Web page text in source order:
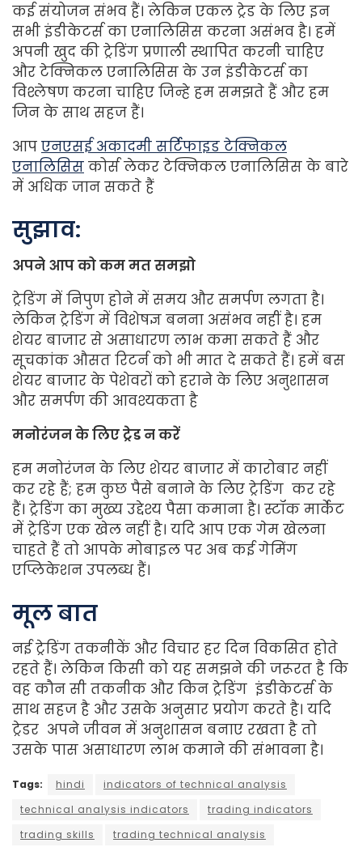
कई संयोजन संभव हैं। लेकिन एकल ट्रेड के लिए इन
सभी इंडीकेटर्स का एनालिसिस करना असंभव है। हमें
अपनी खुद की ट्रेडिंग प्रणाली स्थापित करनी चाहिए
और टेक्निकल एनालिसिस के उन इंडीकेटर्स का
विश्लेषण करना चाहिए जिन्हे हम समझते हैं और हम
जिन के साथ सहज हैं।
आप एनएसई अकादमी सर्टिफाइड टेक्निकल
एनालिसिस कोर्स लेकर टेक्निकल एनालिसिस के बारे
में अधिक जान सकते हैं
सुझाव:
अपने आप को कम मत समझो
ट्रेडिंग में निपुण होने में समय और समर्पण लगता है।
लेकिन ट्रेडिंग में विशेषज्ञ बनना असंभव नहीं है। हम
शेयर बाजार से असाधारण लाभ कमा सकते हैं और
सूचकांक औसत रिटर्न को भी मात दे सकते हैं। हमें बस
शेयर बाजार के पेशेवरों को हराने के लिए अनुशासन
और समर्पण की आवश्यकता है
मनोरंजन के लिए ट्रेड न करें
हम मनोरंजन के लिए शेयर बाजार में कारोबार नहीं
कर रहे हैं; हम कुछ पैसे बनाने के लिए ट्रेडिंग कर रहे
हैं। ट्रेडिंग का मुख्य उद्देश्य पैसा कमाना है। स्टॉक मार्केट
में ट्रेडिंग एक खेल नहीं है। यदि आप एक गेम खेलना
चाहते हैं तो आपके मोबाइल पर अब कई गेमिंग
एप्लिकेशन उपलब्ध हैं।
मूलबात
नई ट्रेडिंग तकनीकें और विचार हर दिन विकसित होते
रहते हैं। लेकिन किसी को यह समझने की जरूरत है कि
वह कौन सी तकनीक और किन ट्रेडिंग इंडीकेटर्स के
साथ सहज है और उसके अनुसार प्रयोग करते है। यदि
ट्रेडर अपने जीवन में अनुशासन बनाए रखता है तो
उसके पास असाधारण लाभ कमाने की संभावना है।
Tags: hindi
indicators of technical analysis
technical analysis indicators
trading indicators
trading skills
trading technical analysis